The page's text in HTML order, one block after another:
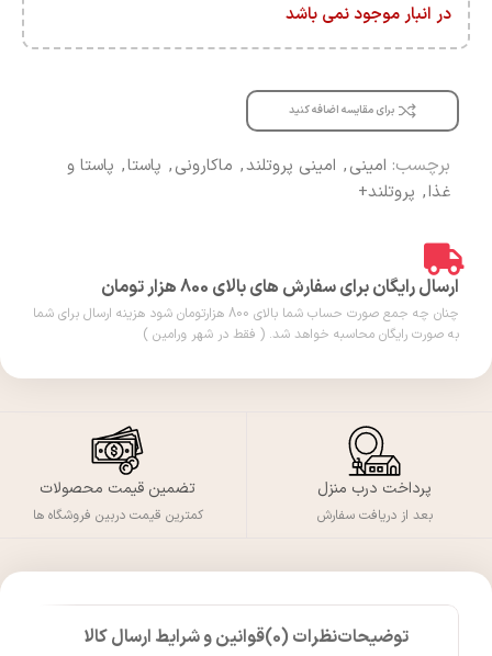
در انبار موجود نمی باشد
برای مقایسه اضافه کنید
برچسب: امینی, امینی پروتلند, ماکارونی, پاستا, پاستا و
غذا, پروتلند+
ارسال رایگان برای سفارش های بالای 800 هزار تومان
چنان چه جمع صورت حساب شما بالای 800 هزارتومان شود هزینه ارسال برای شما
به صورت رایگان محاسبه خواهد شد. ( فقط در شهر ورامین )
پرداخت درب منزل
بعد از دریافت سفارش
تضمین قیمت محصولات
کمترین قیمت دربین فروشگاه ها
توضیحاتنظرات (0) قوانین و شرایط ارسال کالا